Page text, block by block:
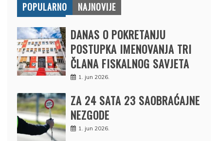
POPULARNO NAJNOVIJE
DANAS O POKRETANJU
POSTUPKA IMENOVANJA TRI
ČLANA FISKALNOG SAVJETA
1. jun 2026.
ZA 24 SATA 23 SAOBRAĆAJNE
NEZGODE
1. jun 2026.